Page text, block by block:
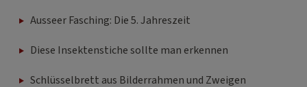
Ausseer Fasching: Die 5. Jahreszeit
Diese Insektenstiche sollte man erkennen
Schlüsselbrett aus Bilderrahmen und Zweigen